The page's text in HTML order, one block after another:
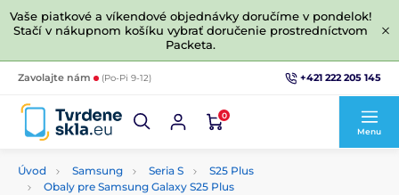
Vaše piatkové a víkendové objednávky doručíme v pondelok!
Stačí v nákupnom košíku vybrať doručenie prostredníctvom
Packeta.
Zavolajte nám (Po-Pi 9-12) +421 222 205 145
0
Menu
Úvod Samsung Seria S
S25 Plus
Obaly pre Samsung Galaxy S25 Plus